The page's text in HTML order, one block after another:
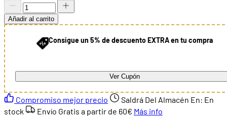
Añadir al carrito
Consigue un 5% de descuento EXTRA en tu compra
Ver Cupón
Compromiso mejor precio Saldrá Del Almacén En: En
stock
Envío Gratis a partir de 60€ Más info